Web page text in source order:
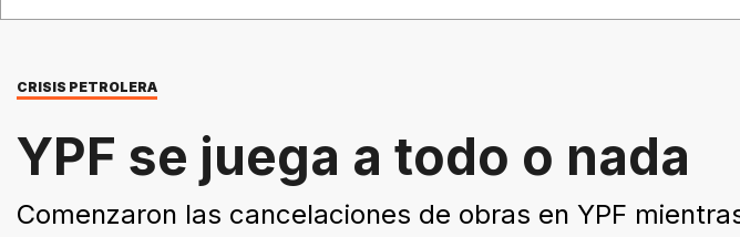
CRISIS PETROLERA
YPF se juega a todo o nada
Comenzaron las cancelaciones de obras en YPF